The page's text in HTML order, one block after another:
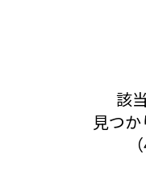
該
見つか